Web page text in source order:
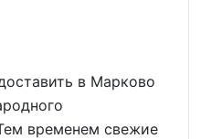
в Марково
временем свежие